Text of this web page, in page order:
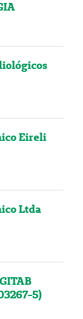
Eireli
Ltda
5)